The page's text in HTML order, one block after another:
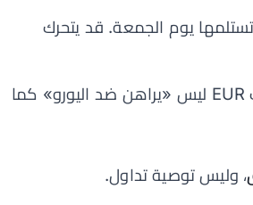
تستلمها يوم الجمعة. قد يتحرك
مصدّر تجاري يتحوّط لإيرادات EUR ليس «يراهن ضد اليورو» كما
، وليس توصية تداول.